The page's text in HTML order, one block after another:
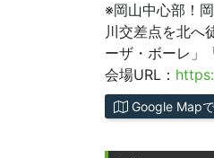
※岡山中心部！
川交差点を北へ
ーザ・ボーレ」
会場URL：
Google Map